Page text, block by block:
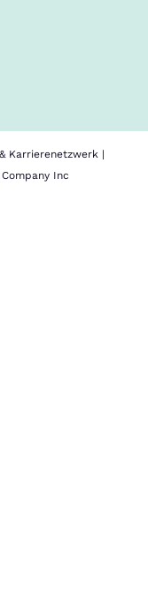
Karrierenetzwerk |
Inc